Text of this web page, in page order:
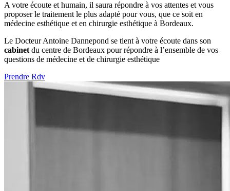
A votre écoute et humain, il saura répondre à vos attentes et vous
proposer le traitement le plus adapté pour vous, que ce soit en
médecine esthétique et en chirurgie esthétique à Bordeaux.
Le Docteur Antoine Dannepond se tient à votre écoute dans son
cabinetdu centre de Bordeaux pour répondre à l’ensemble de vos
questions de médecine et de chirurgie esthétique
Prendre Rdv